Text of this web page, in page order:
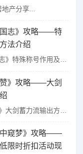
产分享...
国志》攻略——特
法介绍
《英雄立志传：三国志》特殊称号作用及获得方法介绍...
赞》攻略——大剑
中窥梦》攻略——
限时折扣活动现